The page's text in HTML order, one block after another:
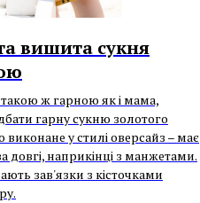
вишита сукня
ж гарною як і мама,
гарну сукню золотого
виконане у стилі оверсайз – має
довгі, наприкінці з манжетами.
зав'язки з кісточками